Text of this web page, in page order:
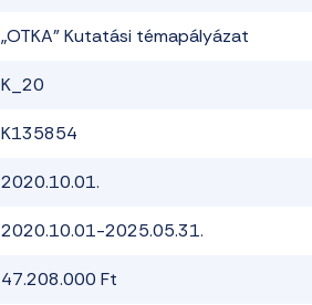
„OTKA” Kutatási témapályázat
K_20
K135854
2020.10.01.
2020.10.01-2025.05.31.
47.208.000 Ft